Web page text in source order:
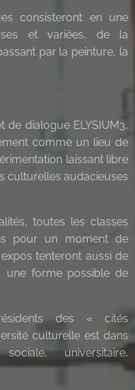
consisteront en une
et variées, de la
par la peinture, la
de dialogue ELYSIUM3,
comme un lieu de
laissant libre
culturelles audacieuses
toutes les classes
pour un moment de
tenteront aussi de
une forme possible de
des « cités
culturelle est dans
universitaire,